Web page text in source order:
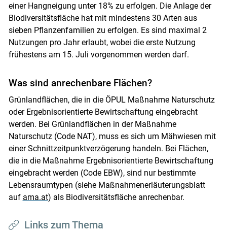
einer Hangneigung unter 18% zu erfolgen. Die Anlage der
Biodiversitätsfläche hat mit mindestens 30 Arten aus
sieben Pflanzenfamilien zu erfolgen. Es sind maximal 2
Nutzungen pro Jahr erlaubt, wobei die erste Nutzung
frühestens am 15. Juli vorgenommen werden darf.
Was sind anrechenbare Flächen?
Grünlandflächen, die in die ÖPUL Maßnahme Naturschutz
oder Ergebnisorientierte Bewirtschaftung eingebracht
werden. Bei Grünlandflächen in der Maßnahme
Naturschutz (Code NAT), muss es sich um Mähwiesen mit
einer Schnittzeitpunktverzögerung handeln. Bei Flächen,
die in die Maßnahme Ergebnisorientierte Bewirtschaftung
eingebracht werden (Code EBW), sind nur bestimmte
Lebensraumtypen (siehe Maßnahmenerläuterungsblatt
auf ama.at) als Biodiversitätsfläche anrechenbar.
Links zum Thema